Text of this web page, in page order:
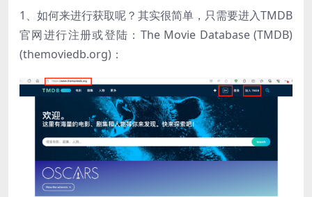
1、如何来进行获取呢？其实很简单，只需要进入TMDB
官网进行注册或登陆：The Movie Database (TMDB)
(themoviedb.org)：